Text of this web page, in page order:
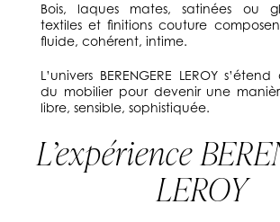
Bois, laques mates, satinées ou
textiles et finitions couture
fluide, cohérent, intime.
L’univers BERENGERE LEROY
du mobilier pour devenir une
libre, sensible, sophistiquée.
L’expérience
LEROY